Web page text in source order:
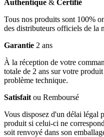
Authentique & Certifié
Tous nos produits sont 100%
des distributeurs officiels de la
Garantie 2 ans
À la réception de votre
totale de 2 ans sur votre
problème technique.
Satisfait ou Remboursé
Vous disposez d'un délai légal
produit si celui-ci ne
soit renvoyé dans son